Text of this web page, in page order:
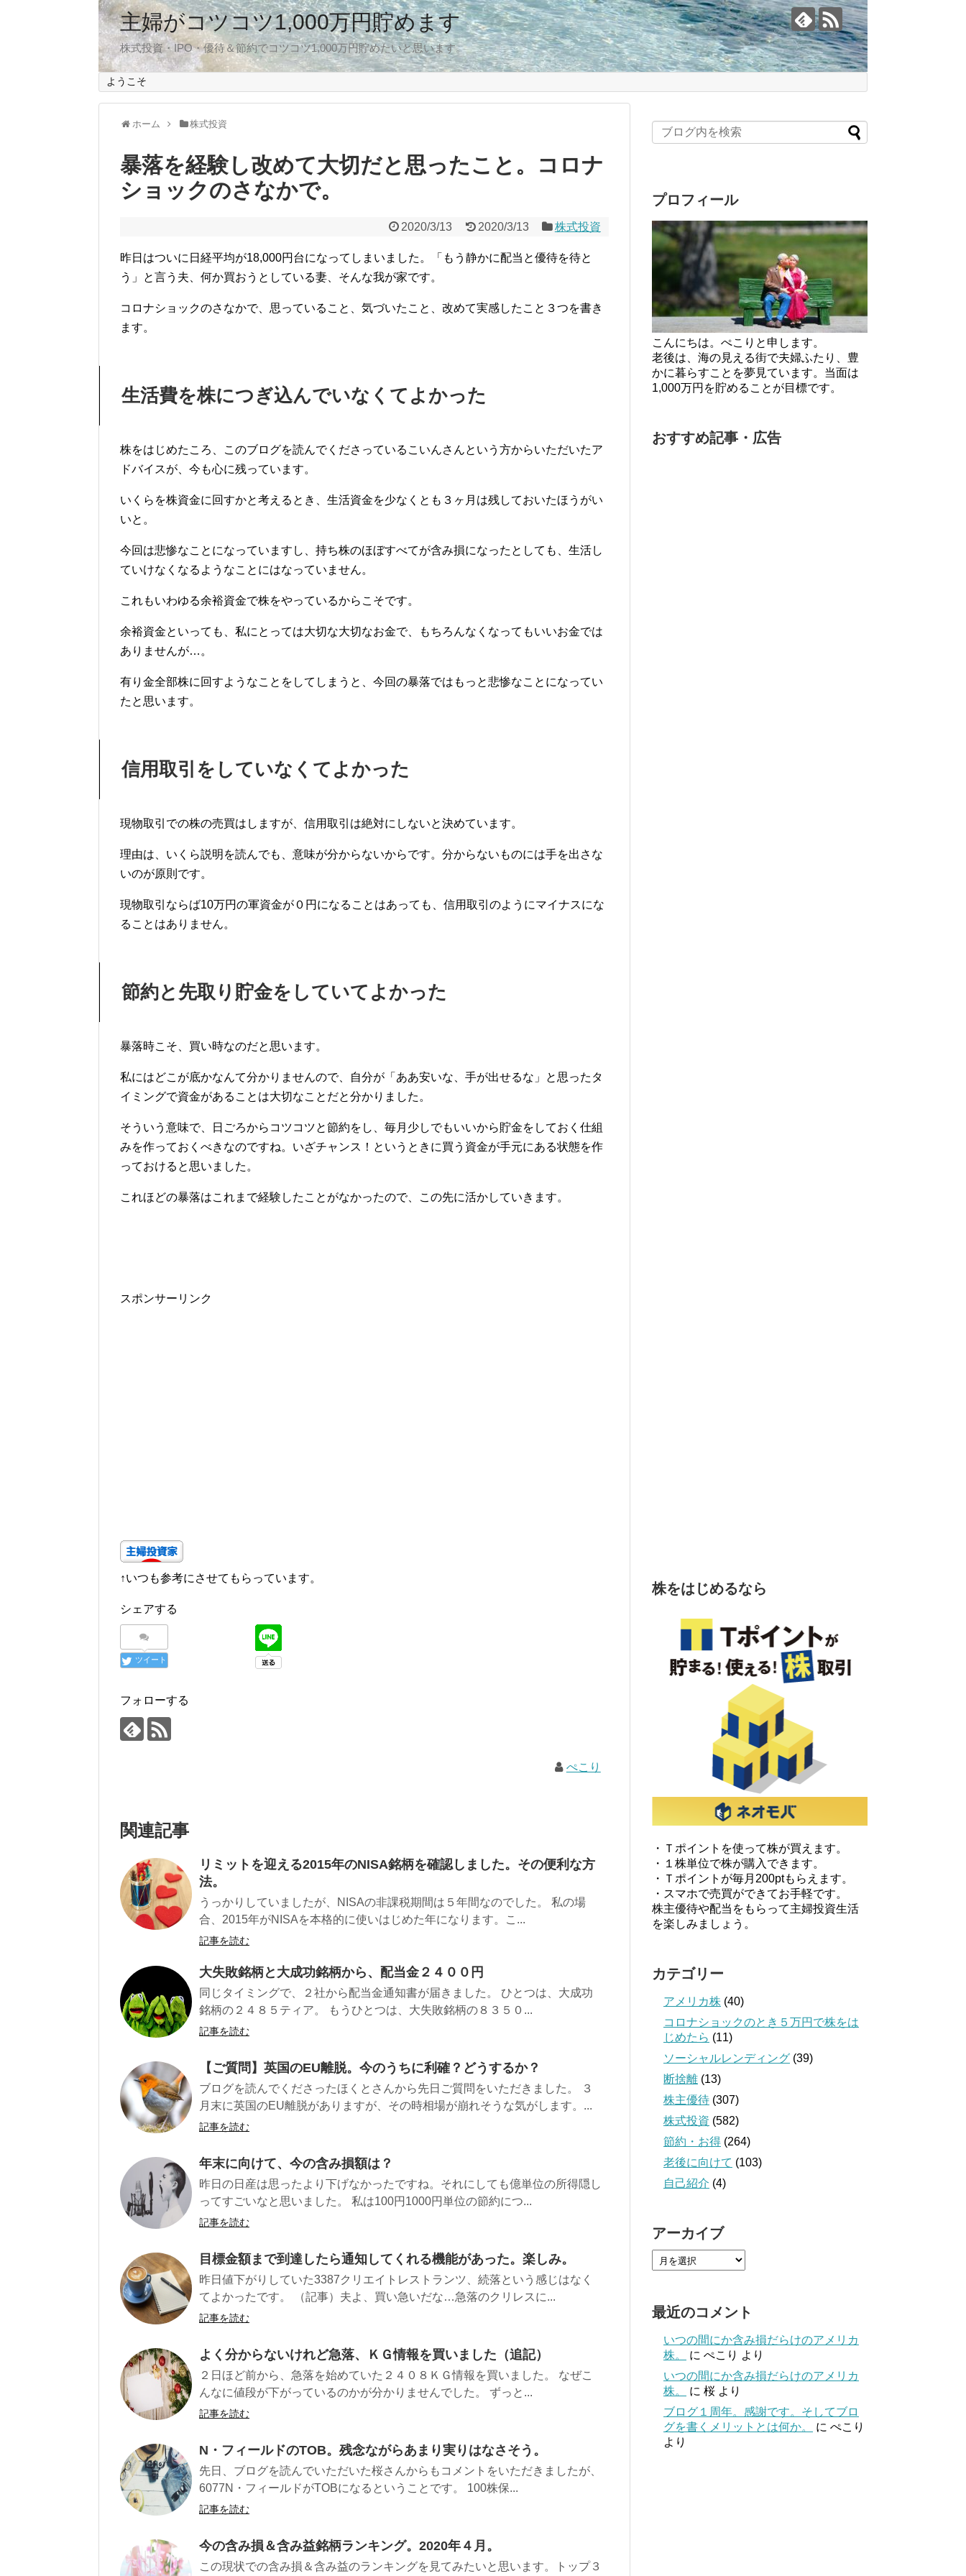
主婦がコツコツ1,000万円貯めます
株式投資・IPO・優待＆節約でコツコツ1,000万円貯めたいと思います。
ようこそ
ホーム 株式投資
暴落を経験し改めて大切だと思ったこと。コロナ
ショックのさなかで。
2020/3/13 2020/3/13 株式投資
昨日はついに日経平均が18,000円台になってしまいました。「もう静かに配当と優待を待と
う」と言う夫、何か買おうとしている妻、そんな我が家です。
コロナショックのさなかで、思っていること、気づいたこと、改めて実感したこと３つを書き
ます。
生活費を株につぎ込んでいなくてよかった
株をはじめたころ、このブログを読んでくださっているこいんさんという方からいただいたア
ドバイスが、今も心に残っています。
いくらを株資金に回すかと考えるとき、生活資金を少なくとも３ヶ月は残しておいたほうがい
いと。
今回は悲惨なことになっていますし、持ち株のほぼすべてが含み損になったとしても、生活し
ていけなくなるようなことにはなっていません。
これもいわゆる余裕資金で株をやっているからこそです。
余裕資金といっても、私にとっては大切な大切なお金で、もちろんなくなってもいいお金では
ありませんが…。
有り金全部株に回すようなことをしてしまうと、今回の暴落ではもっと悲惨なことになってい
たと思います。
信用取引をしていなくてよかった
現物取引での株の売買はしますが、信用取引は絶対にしないと決めています。
理由は、いくら説明を読んでも、意味が分からないからです。分からないものには手を出さな
いのが原則です。
現物取引ならば10万円の軍資金が０円になることはあっても、信用取引のようにマイナスにな
ることはありません。
節約と先取り貯金をしていてよかった
暴落時こそ、買い時なのだと思います。
私にはどこが底かなんて分かりませんので、自分が「ああ安いな、手が出せるな」と思ったタ
イミングで資金があることは大切なことだと分かりました。
そういう意味で、日ごろからコツコツと節約をし、毎月少しでもいいから貯金をしておく仕組
みを作っておくべきなのですね。いざチャンス！というときに買う資金が手元にある状態を作
っておけると思いました。
これほどの暴落はこれまで経験したことがなかったので、この先に活かしていきます。
スポンサーリンク
↑いつも参考にさせてもらっています。
シェアする
ツイート
フォローする
ぺこり
関連記事
リミットを迎える2015年のNISA銘柄を確認しました。その便利な方
法。
うっかりしていましたが、NISAの非課税期間は５年間なのでした。 私の場
合、2015年がNISAを本格的に使いはじめた年になります。こ...
記事を読む
大失敗銘柄と大成功銘柄から、配当金２４００円
同じタイミングで、２社から配当金通知書が届きました。 ひとつは、大成功
銘柄の２４８５ティア。 もうひとつは、大失敗銘柄の８３５０...
記事を読む
【ご質問】英国のEU離脱。今のうちに利確？どうするか？
ブログを読んでくださったほくとさんから先日ご質問をいただきました。 ３
月末に英国のEU離脱がありますが、その時相場が崩れそうな気がします。...
記事を読む
年末に向けて、今の含み損額は？
昨日の日産は思ったより下げなかったですね。それにしても億単位の所得隠し
ってすごいなと思いました。 私は100円1000円単位の節約につ...
記事を読む
目標金額まで到達したら通知してくれる機能があった。楽しみ。
昨日値下がりしていた3387クリエイトレストランツ、続落という感じはなく
てよかったです。 （記事）夫よ、買い急いだな…急落のクリレスに...
記事を読む
よく分からないけれど急落、ＫＧ情報を買いました（追記）
２日ほど前から、急落を始めていた２４０８ＫＧ情報を買いました。 なぜこ
んなに値段が下がっているのかが分かりませんでした。 ずっと...
記事を読む
N・フィールドのTOB。残念ながらあまり実りはなさそう。
先日、ブログを読んでいただいた桜さんからもコメントをいただきましたが、
6077N・フィールドがTOBになるということです。 100株保...
記事を読む
今の含み損＆含み益銘柄ランキング。2020年４月。
この現状での含み損＆含み益のランキングを見てみたいと思います。トップ３
プロフィール
こんにちは。ぺこりと申します。
老後は、海の見える街で夫婦ふたり、豊
かに暮らすことを夢見ています。当面は
1,000万円を貯めることが目標です。
おすすめ記事・広告
株をはじめるなら
・Ｔポイントを使って株が買えます。
・１株単位で株が購入できます。
・Ｔポイントが毎月200ptもらえます。
・スマホで売買ができてお手軽です。
株主優待や配当をもらって主婦投資生活
を楽しみましょう。
カテゴリー
アメリカ株 (40)
コロナショックのとき５万円で株をは
じめたら (11)
ソーシャルレンディング (39)
断捨離 (13)
株主優待 (307)
株式投資 (582)
節約・お得 (264)
老後に向けて (103)
自己紹介 (4)
アーカイブ
最近のコメント
いつの間にか含み損だらけのアメリカ
株。
に ぺこり より
いつの間にか含み損だらけのアメリカ
株。
に 桜 より
ブログ１周年。感謝です。そしてブロ
グを書くメリットとは何か。
に ぺこり
より